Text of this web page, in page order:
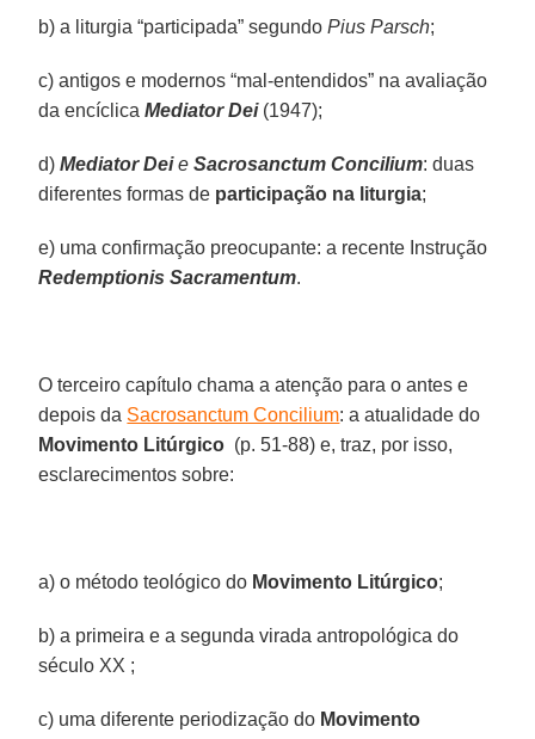
b) a liturgia “participada” segundoPius Parsch;
c) antigos e modernos “mal-entendidos” na avaliação
da encíclicaMediator Dei (1947);
d)Mediator DeieSacrosanctum Concilium: duas
diferentes formas de participação na liturgia;
e) uma confirmação preocupante: a recente Instrução
Redemptionis Sacramentum.
O terceiro capítulo chama a atenção para o antes e
depois da Sacrosanctum Concilium: a atualidade do
Movimento Litúrgico (p. 51-88) e, traz, por isso,
esclarecimentos sobre:
a) o método teológico do Movimento Litúrgico;
b) a primeira e a segunda virada antropológica do
século XX ;
c) uma diferente periodização do Movimento